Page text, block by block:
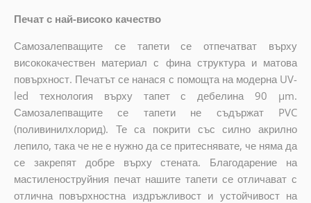
Печат с най-високо качество
Самозалепващите се тапети се отпечатват върху
висококачествен материал с фина структура и матова
повърхност. Печатът се нанася с помощта на модерна UV-
led технология върху тапет с дебелина 90 µm.
Самозалепващите се тапети не съдържат PVC
(поливинилхлорид). Те са покрити със силно акрилно
лепило, така че не е нужно да се притеснявате, че няма да
се закрепят добре върху стената. Благодарение на
мастиленоструйния печат нашите тапети се отличават с
отлична повърхностна издръжливост и устойчивост на